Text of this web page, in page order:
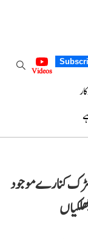
Videos
سڑک کنارے موجود